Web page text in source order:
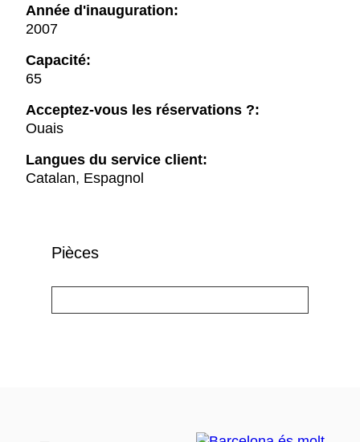
Année d'inauguration:
2007
Capacité:
65
Acceptez-vous les réservations ?:
Ouais
Langues du service client:
Catalan, Espagnol
Pièces